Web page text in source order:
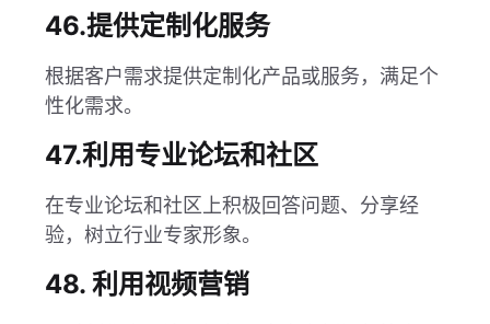
46.提供定制化服务
根据客户需求提供定制化产品或服务，满足个
性化需求。
47.利用专业论坛和社区
在专业论坛和社区上积极回答问题、分享经
验，树立行业专家形象。
48. 利用视频营销